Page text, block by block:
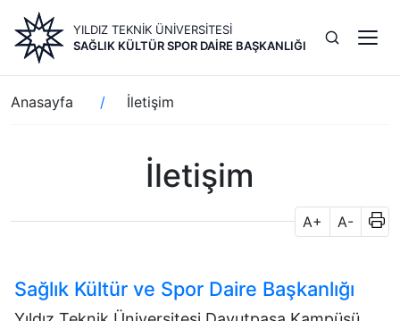
içeriğe
atla
YILDIZ TEKNİK ÜNİVERSİTESİ
SAĞLIK KÜLTÜR SPOR DAIRE BAŞKANLIĞI
Sayfa
yolu
Anasayfa İletişim
İletişim
A+ A-
Sağlık Kültür ve Spor Daire Başkanlığı